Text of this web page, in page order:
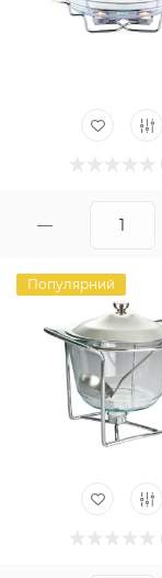
Популярний